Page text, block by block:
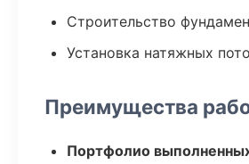
Строительство
Установка натяжных
Преимущества
Портфолио